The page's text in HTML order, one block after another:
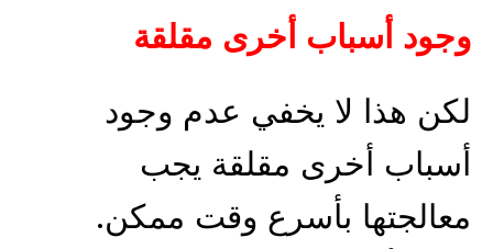
وجود أسباب أخرى مقلقة
لكن هذا لا يخفي عدم وجود
أسباب أخرى مقلقة يجب
معالجتها بأسرع وقت ممكن.